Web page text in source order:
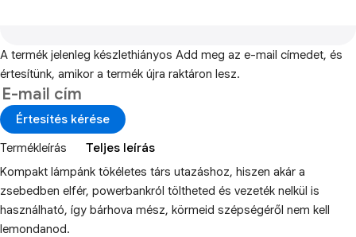
A termék jelenleg készlethiányos Add meg az e-mail címedet, és
értesítünk, amikor a termék újra raktáron lesz.
Értesítés kérése
Termékleírás
Teljes leírás
Kompakt lámpánk tökéletes társ utazáshoz, hiszen akár a
zsebedben elfér, powerbankról töltheted és vezeték nelkül is
használható, így bárhova mész, körmeid szépségéről nem kell
lemondanod.